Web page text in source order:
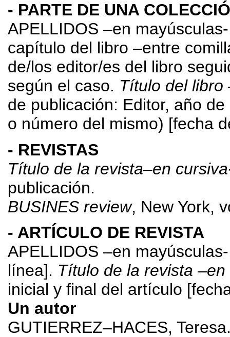
- PARTE DE UNA
APELLIDOS –en
capítulo del libro –entre
de/los editor/es del libro
según el caso. Título del libro
de publicación: Editor, año
o número del mismo) [fecha
- REVISTAS
Título de la revista–en
publicación.
BUSINES review, New York,
- ARTÍCULO DE REVISTA
APELLIDOS –en
línea]. Título de la revista
inicial y final del artículo
Un autor
GUTIERREZ–HACES,